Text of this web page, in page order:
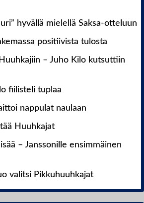
hyvällä mielellä Saksa-otteluun
positiivista tulosta
– Juho Kilo kutsuttiin
fiilisteli tuplaa
nappulat naulaan
Huuhkajat
– Janssonille ensimmäinen
valitsi Pikkuhuuhkajat